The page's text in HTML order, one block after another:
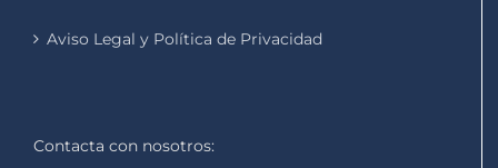
Aviso Legal y Política de Privacidad
Contacta con nosotros: